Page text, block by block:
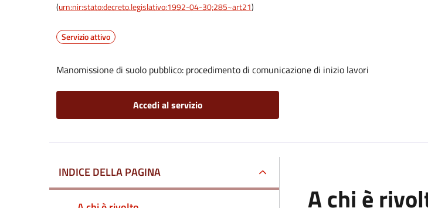
(urn:nir:stato:decreto.legislativo:1992-04-30;285~art21)
Servizio attivo
Manomissione di suolo pubblico: procedimento di comunicazione di inizio lavori
Accedi al servizio
INDICE DELLA PAGINA
A chi è